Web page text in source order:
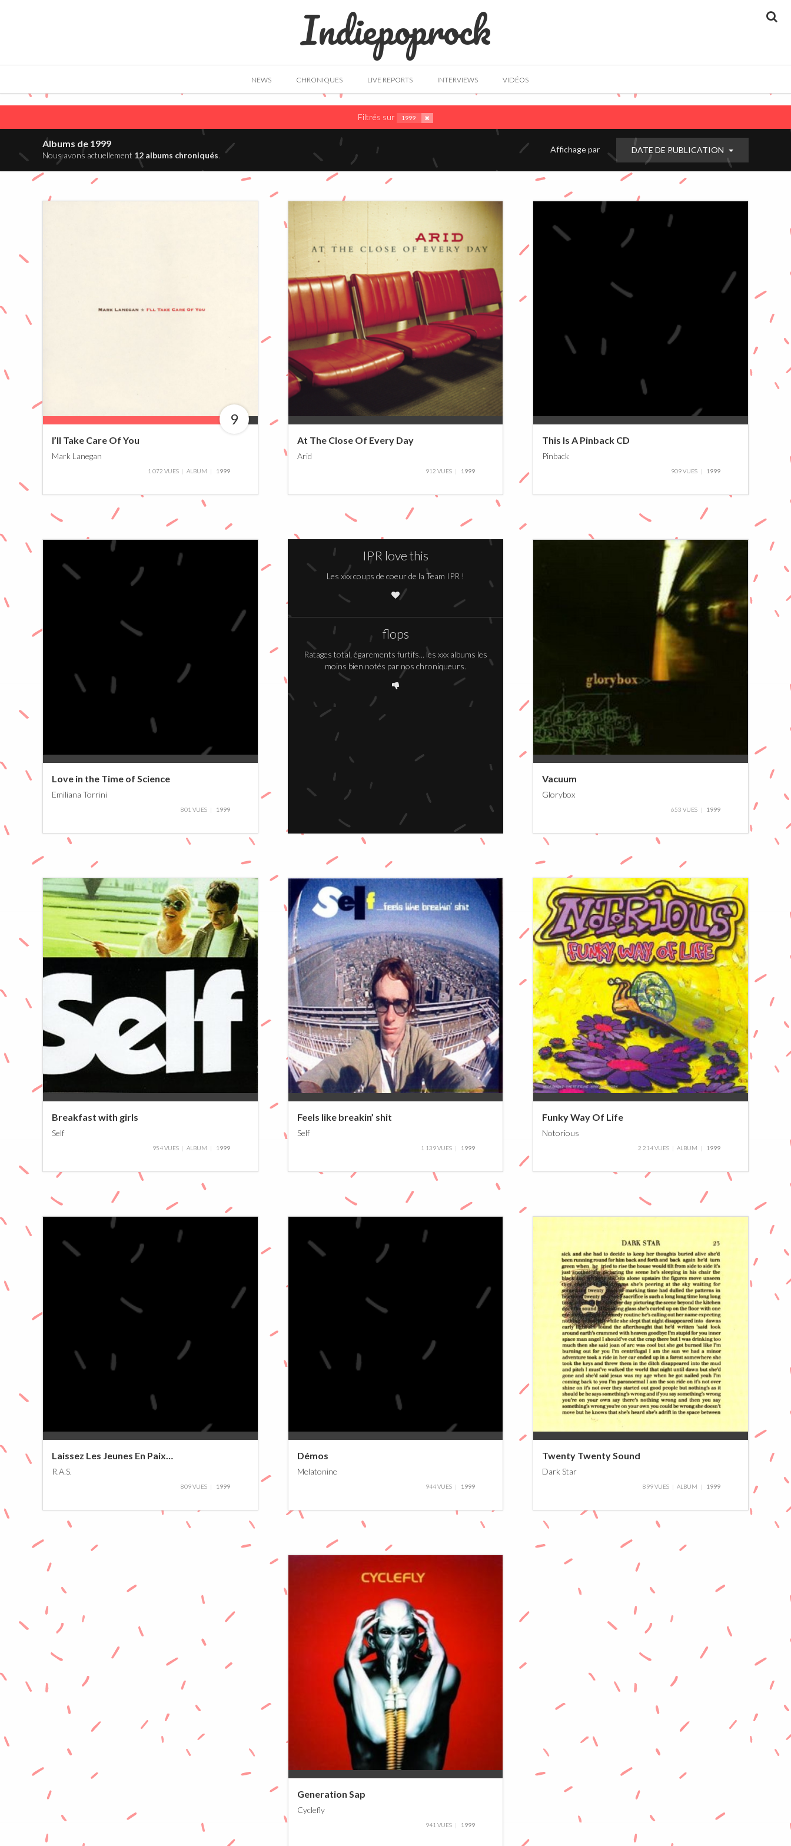
Indiepoprock
NEWS CHRONIQUES LIVE REPORTS INTERVIEWS VIDÉOS
Filtrés sur 1999
Albums de 1999
Nous avons actuellement 12 albums chroniqués.
Affichage par DATE DE PUBLICATION
9
I’ll Take Care Of You
Mark Lanegan
1 072 VUES ALBUM 1999
At The Close Of Every Day
Arid
912 VUES 1999
This Is A Pinback CD
Pinback
909 VUES 1999
Love in the Time of Science
Emiliana Torrini
801 VUES 1999
IPR love this
Les xxx coups de coeur de la Team IPR !
flops
Ratages total, égarements furtifs... les xxx albums les
moins bien notés par nos chroniqueurs.
Vacuum
Glorybox
653 VUES 1999
Breakfast with girls
Self
954 VUES ALBUM 1999
Feels like breakin’ shit
Self
1 139 VUES 1999
Funky Way Of Life
Notorious
2 214 VUES ALBUM 1999
Laissez Les Jeunes En Paix…
R.A.S.
809 VUES 1999
Démos
Melatonine
944 VUES 1999
Twenty Twenty Sound
Dark Star
899 VUES ALBUM 1999
Generation Sap
Cyclefly
941 VUES 1999